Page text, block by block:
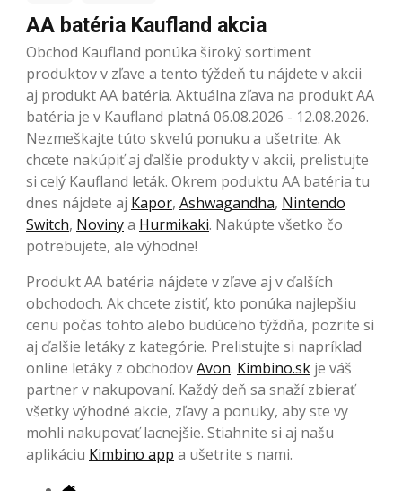
AA batéria Kaufland akcia
Obchod Kaufland ponúka široký sortiment
produktov v zľave a tento týždeň tu nájdete v akcii
aj produkt AA batéria. Aktuálna zľava na produkt AA
batéria je v Kaufland platná 06.08.2026 - 12.08.2026.
Nezmeškajte túto skvelú ponuku a ušetrite. Ak
chcete nakúpiť aj ďalšie produkty v akcii, prelistujte
si celý Kaufland leták. Okrem poduktu AA batéria tu
dnes nájdete aj Kapor, Ashwagandha, Nintendo
Switch, Novinya Hurmikaki. Nakúpte všetko čo
potrebujete, ale výhodne!
Produkt AA batéria nájdete v zľave aj v ďalších
obchodoch. Ak chcete zistiť, kto ponúka najlepšiu
cenu počas tohto alebo budúceho týždňa, pozrite si
aj ďalšie letáky z kategórie. Prelistujte si napríklad
online letáky z obchodovAvon. Kimbino.sk je váš
partner v nakupovaní. Každý deň sa snaží zbierať
všetky výhodné akcie, zľavy a ponuky, aby ste vy
mohli nakupovať lacnejšie. Stiahnite si aj našu
aplikáciu Kimbino app a ušetrite s nami.